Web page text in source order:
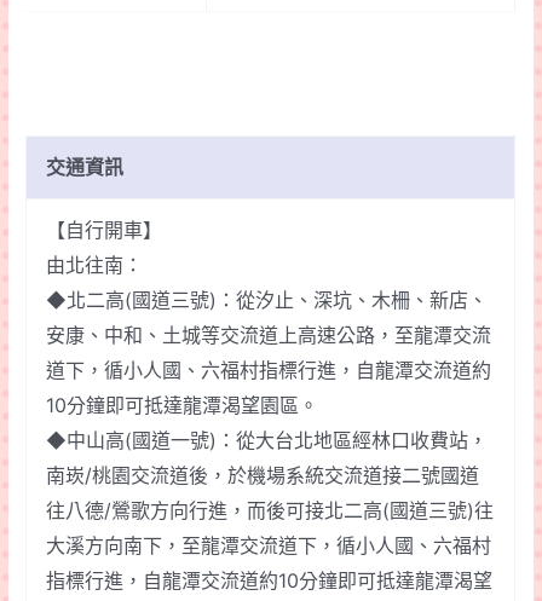
交通資訊
【自行開車】
由北往南：
◆北二高(國道三號)：從汐止、深坑、木柵、新店、
安康、中和、土城等交流道上高速公路，至龍潭交流
道下，循小人國、六福村指標行進，自龍潭交流道約
10分鐘即可抵達龍潭渴望園區。
◆中山高(國道一號)：從大台北地區經林口收費站，
南崁/桃園交流道後，於機場系統交流道接二號國道
往八德/鶯歌方向行進，而後可接北二高(國道三號)往
大溪方向南下，至龍潭交流道下，循小人國、六福村
指標行進，自龍潭交流道約10分鐘即可抵達龍潭渴望